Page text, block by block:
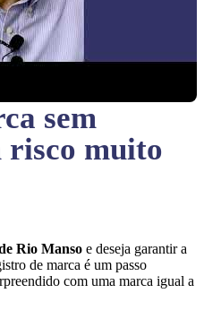
sem
risco muito
Rio Manso e deseja garantir a
de marca é um passo
com uma marca igual a